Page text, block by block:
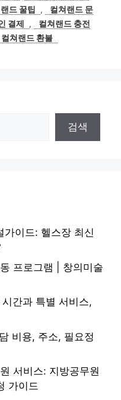
드 꿀팁 ,
컬쳐랜드 문
결제 ,
컬쳐랜드 충전
컬쳐랜드 환불
검색
이드: 헬스장 최신
프로그램 | 창의미술
간과 특별 서비스,
비용, 주소, 필요정
서비스: 지방공무원
가이드